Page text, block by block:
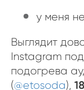
у меня
Выглядит
Instagram
подогрева
(@etosoda),